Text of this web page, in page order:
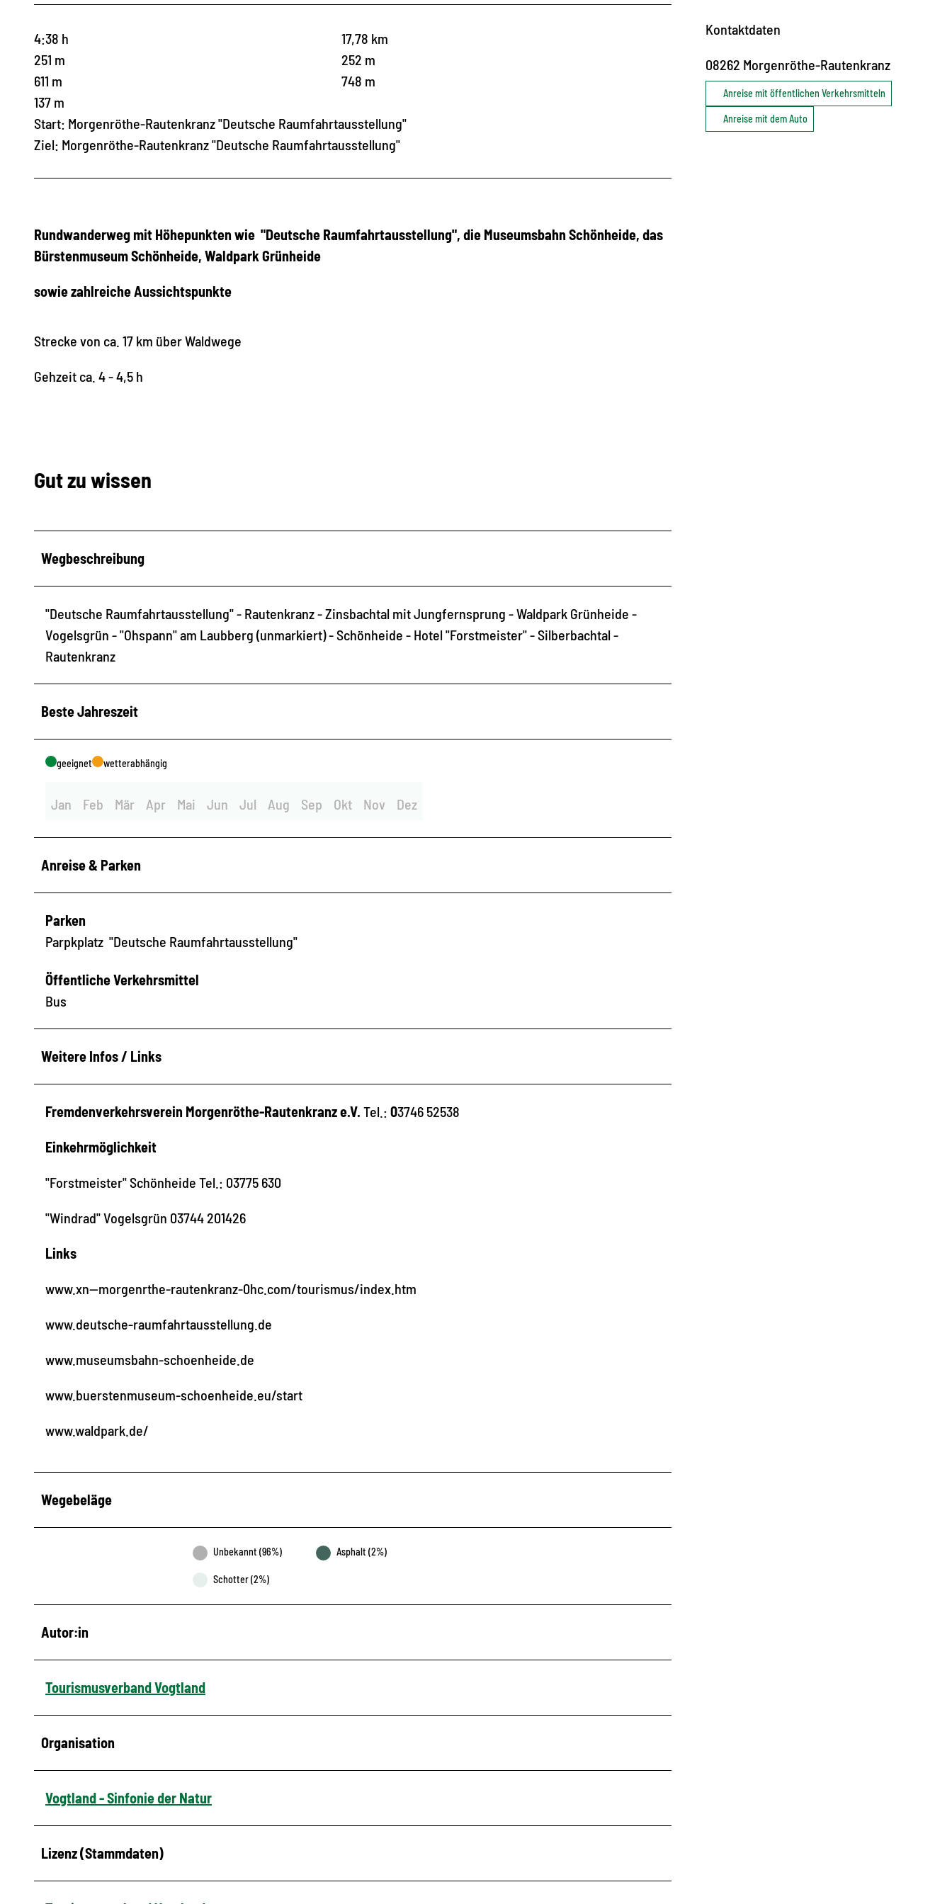
4:38 h
17,78 km
251 m
252 m
611 m
748 m
137 m
Start: Morgenröthe-Rautenkranz "Deutsche Raumfahrtausstellung"
Ziel: Morgenröthe-Rautenkranz "Deutsche Raumfahrtausstellung"
Rundwanderweg mit Höhepunkten wie "Deutsche Raumfahrtausstellung", die Museumsbahn Schönheide, das
Bürstenmuseum Schönheide, Waldpark Grünheide
sowie zahlreiche Aussichtspunkte
Strecke von ca. 17 km über Waldwege
Gehzeit ca. 4 - 4,5 h
Gut zu wissen
Wegbeschreibung
"Deutsche Raumfahrtausstellung" - Rautenkranz - Zinsbachtal mit Jungfernsprung - Waldpark Grünheide -
Vogelsgrün - "Ohspann" am Laubberg (unmarkiert) - Schönheide - Hotel "Forstmeister" - Silberbachtal -
Rautenkranz
Beste Jahreszeit
geeignet wetterabhängig
Jan Feb Mär Apr Mai Jun Jul Aug Sep Okt Nov Dez
Anreise & Parken
Parken
Parpkplatz "Deutsche Raumfahrtausstellung"
Öffentliche Verkehrsmittel
Bus
Weitere Infos / Links
Fremdenverkehrsverein Morgenröthe-Rautenkranz e.V. Tel.: 03746 52538
Einkehrmöglichkeit
"Forstmeister" Schönheide Tel.: 03775 630
"Windrad" Vogelsgrün 03744 201426
Links
www.xn--morgenrthe-rautenkranz-0hc.com/tourismus/index.htm
www.deutsche-raumfahrtausstellung.de
www.museumsbahn-schoenheide.de
www.buerstenmuseum-schoenheide.eu/start
www.waldpark.de/
Wegebeläge
Unbekannt (96%) Asphalt (2%)
Schotter (2%)
Autor:in
Tourismusverband Vogtland
Organisation
Vogtland - Sinfonie der Natur
Lizenz (Stammdaten)
Kontaktdaten
08262 Morgenröthe-Rautenkranz
Anreise mit öffentlichen Verkehrsmitteln
Anreise mit dem Auto